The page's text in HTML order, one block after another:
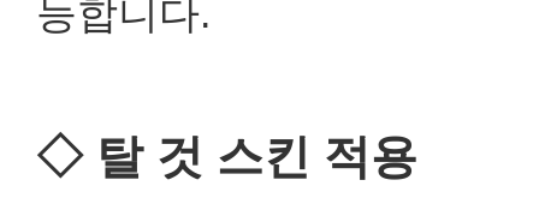
능합니다.
◇ 탈 것 스킨 적용